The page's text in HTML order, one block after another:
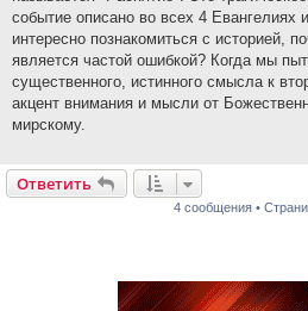
событие описано во всех 4
интересно познакомиться с историей,
является частой ошибкой? Когда мы
существенного, истинного смысла к
акцент внимания и мысли от
мирскому.
Ответить
4 сообщения •